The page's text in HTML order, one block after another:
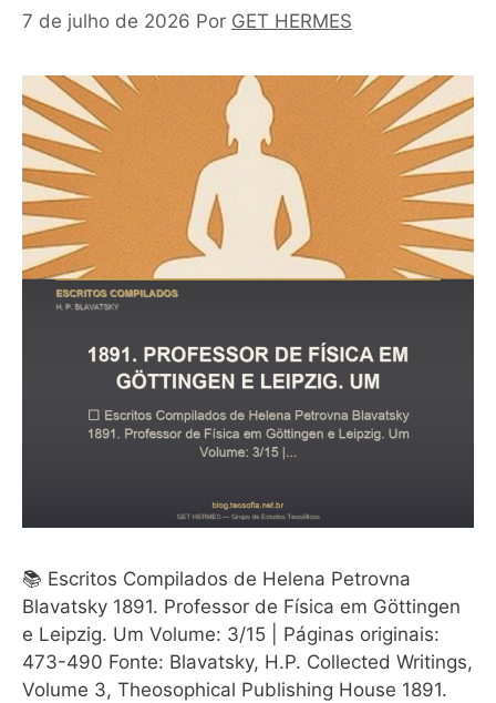
7 de julho de 2026 Por GET HERMES
📚 Escritos Compilados de Helena Petrovna
Blavatsky 1891. Professor de Física em Göttingen
e Leipzig. Um Volume: 3/15 | Páginas originais:
473-490 Fonte: Blavatsky, H.P. Collected Writings,
Volume 3, Theosophical Publishing House 1891.